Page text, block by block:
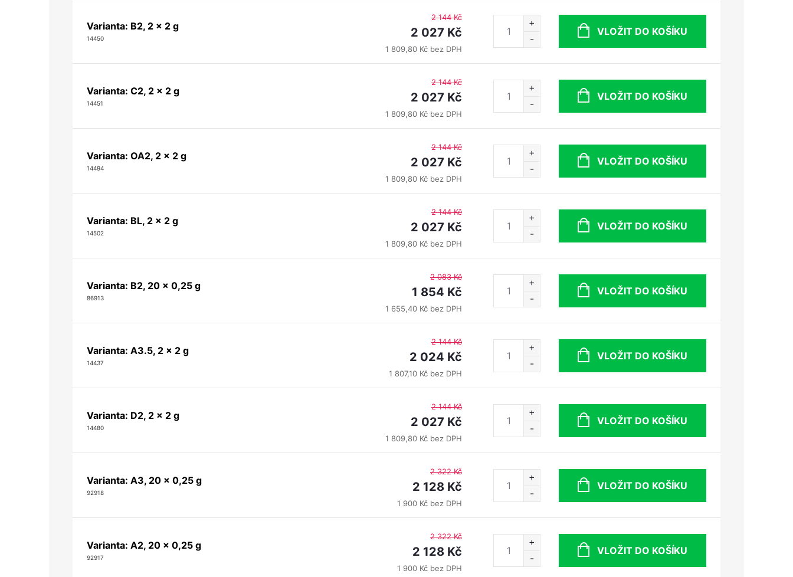
Varianta: B2, 2 x 2 g
14450
2 144 Kč
2 027 Kč
1 809,80 Kč bez DPH
VLOŽIT DO KOŠÍKU
Varianta: C2, 2 x 2 g
14451
2 144 Kč
2 027 Kč
1 809,80 Kč bez DPH
VLOŽIT DO KOŠÍKU
Varianta: OA2, 2 x 2 g
14494
2 144 Kč
2 027 Kč
1 809,80 Kč bez DPH
VLOŽIT DO KOŠÍKU
Varianta: BL, 2 x 2 g
14502
2 144 Kč
2 027 Kč
1 809,80 Kč bez DPH
VLOŽIT DO KOŠÍKU
Varianta: B2, 20 x 0,25 g
86913
2 083 Kč
1 854 Kč
1 655,40 Kč bez DPH
VLOŽIT DO KOŠÍKU
Varianta: A3.5, 2 x 2 g
14437
2 144 Kč
2 024 Kč
1 807,10 Kč bez DPH
VLOŽIT DO KOŠÍKU
Varianta: D2, 2 x 2 g
14480
2 144 Kč
2 027 Kč
1 809,80 Kč bez DPH
VLOŽIT DO KOŠÍKU
Varianta: A3, 20 x 0,25 g
92918
2 322 Kč
2 128 Kč
1 900 Kč bez DPH
VLOŽIT DO KOŠÍKU
Varianta: A2, 20 x 0,25 g
92917
2 322 Kč
2 128 Kč
1 900 Kč bez DPH
VLOŽIT DO KOŠÍKU